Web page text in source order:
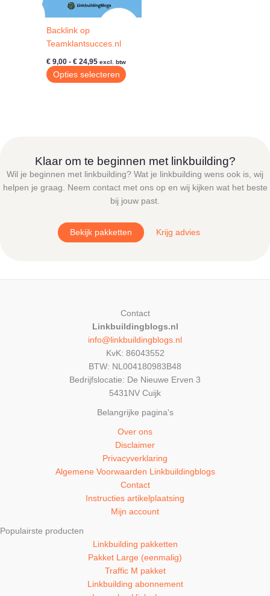
de
Backlink op
Teamklantsucces.nl
€ 9,00 - € 24,95 Prijsklasse:
€ 9,00
tot
excl. btw
Opties selecteren
Dit
kan
gekozen
worden
op
productpagina
Klaar om te beginnen met linkbuilding?
Wil je beginnen met linkbuilding? Wat je linkbuilding wens ook is, wij
helpen je graag. Neem contact met ons op en wij kijken wat het beste
bij jouw past.
Bekijk pakketten Krijg advies
Contact
Linkbuildingblogs.nl
info@linkbuildingblogs.nl
KvK: 86043552
BTW: NL004180983B48
Bedrijfslocatie: De Nieuwe Erven 3
5431NV Cuijk
Belangrijke pagina's
Over ons
Disclaimer
Privacyverklaring
Algemene Voorwaarden Linkbuildingblogs
Contact
Instructies artikelplaatsing
Mijn account
Populairste producten
Linkbuilding pakketten
Pakket Large (eenmalig)
Traffic M pakket
Linkbuilding abonnement